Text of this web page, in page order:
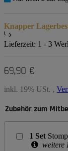
Knapper
Lieferzeit: 1 - 3
69,90 €
inkl. 19% USt. ,
Zubehör zum
1 Set
weitere